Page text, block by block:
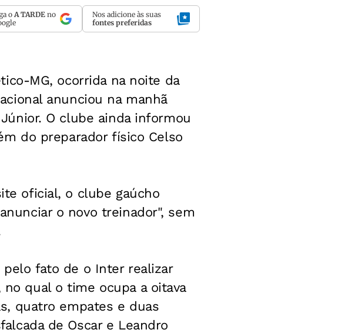
oA TARDE no
Nos adicione às suas
fontes preferidas
MG, ocorrida na noite da
anunciou na manhã
O clube ainda informou
do preparador físico Celso
oficial, o clube gaúcho
o novo treinador", sem
fato de o Inter realizar
qual o time ocupa a oitava
quatro empates e duas
de Oscar e Leandro